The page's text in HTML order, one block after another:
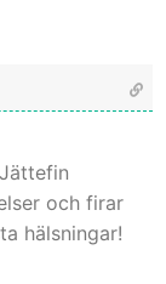
och firar
hälsningar!